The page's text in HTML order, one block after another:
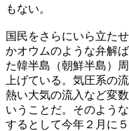
もない。
国民をさらにいら立た
かオウムのような弁解
た韓半島（朝鮮半島）
上げている。気圧系の
熱い大気の流入など変
いうことだ。そのよう
するとして今年２月に